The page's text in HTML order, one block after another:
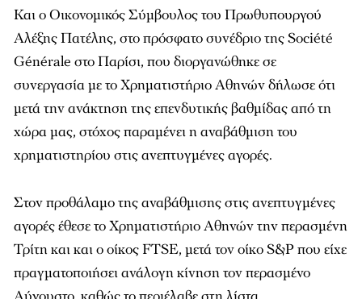
Και ο Οικονομικός Σύμβουλος του Πρωθυπουργού
Αλέξης Πατέλης, στο πρόσφατο συνέδριο της Société
Générale στο Παρίσι, πoυ διοργανώθηκε σε
συνεργασία με το Χρηματιστήριο Αθηνών δήλωσε ότι
μετά την ανάκτηση της επενδυτικής βαθμίδας από τη
χώρα μας, στόχος παραμένει η αναβάθμιση του
χρηματιστηρίου στις ανεπτυγμένες αγορές.
Στον προθάλαμο της αναβάθμισης στις ανεπτυγμένες
αγορές έθεσε το Χρηματιστήριο Αθηνών την περασμένη
Τρίτη και και ο οίκος FTSE, μετά τον οίκο S&P που είχε
πραγματοποιήσει ανάλογη κίνηση τον περασμένο